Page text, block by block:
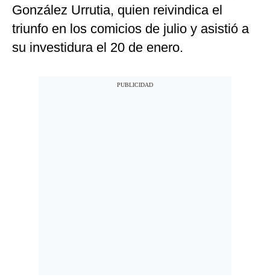
González Urrutia, quien reivindica el
triunfo en los comicios de julio y asistió a
su investidura el 20 de enero.